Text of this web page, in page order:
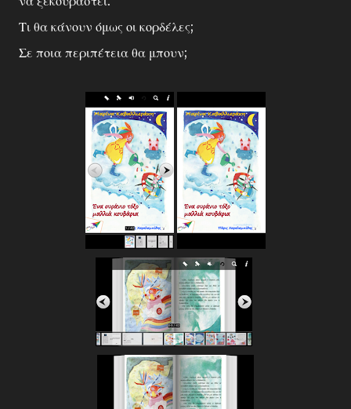
Τι θα κάνουν όμως οι κορδέλες;
Σε ποια περιπέτεια θα μπουν;